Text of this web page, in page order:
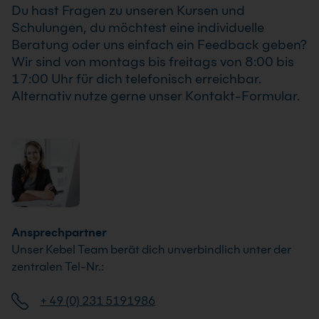
Du hast Fragen zu unseren Kursen und
Schulungen, du möchtest eine individuelle
Beratung oder uns einfach ein Feedback geben?
Wir sind von montags bis freitags von 8:00 bis
17:00 Uhr für dich telefonisch erreichbar.
Alternativ nutze gerne unser Kontakt-Formular.
Ansprechpartner
Unser Kebel Team berät dich unverbindlich unter der
zentralen Tel-Nr.:
+ 49 (0) 231 5191986